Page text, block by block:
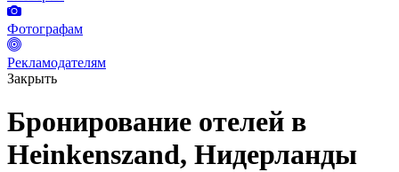
Фотографам
Рекламодателям
Закрыть
Бронирование отелей в
Heinkenszand, Нидерланды